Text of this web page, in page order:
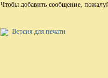
Чтобы добавить сообщение,
Версия для печати